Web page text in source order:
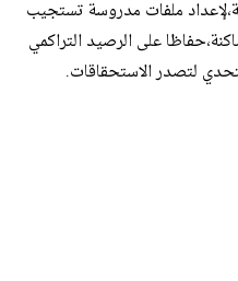
ملفات مدروسة تستجيب
على الرصيد التراكمي
لتصدر الاستحقاقات.